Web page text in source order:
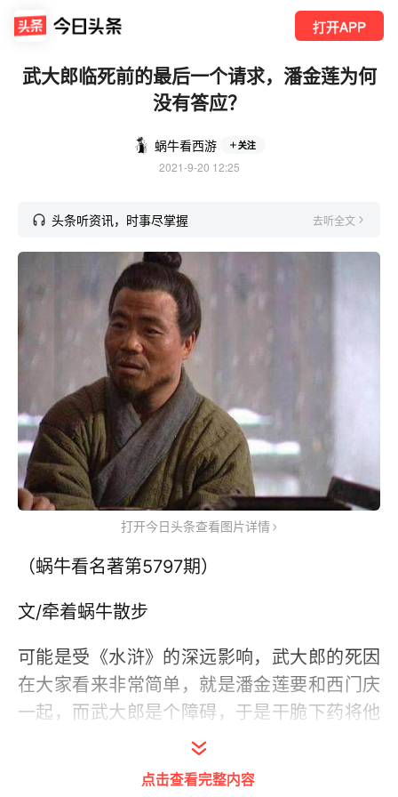
打开APP
武大郎临死前的最后一个请求，潘金莲为何
没有答应？
蜗牛看西游 关注
2021-9-20 12:25
头条听资讯，时事尽掌握 去听全文
打开今日头条查看图片详情
（蜗牛看名著第5797期）
文/牵着蜗牛散步
可能是受《水浒》的深远影响，武大郎的死因
在大家看来非常简单，就是潘金莲要和西门庆
一起，而武大郎是个障碍，于是干脆下药将他
其实，在《金瓶梅》中，对武大郎的死因进行
点击查看完整内容